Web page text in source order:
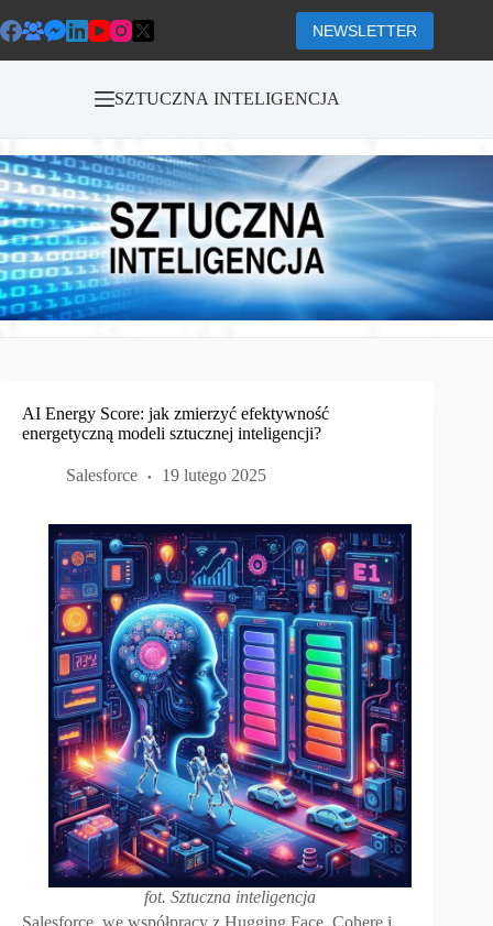
do
treści
NEWSLETTER
SZTUCZNA INTELIGENCJA
AI Energy Score: jak zmierzyć efektywność
energetyczną modeli sztucznej inteligencji?
Salesforce 19 lutego 2025
fot. Sztuczna inteligencja
Salesforce, we współpracy z Hugging Face, Cohere i